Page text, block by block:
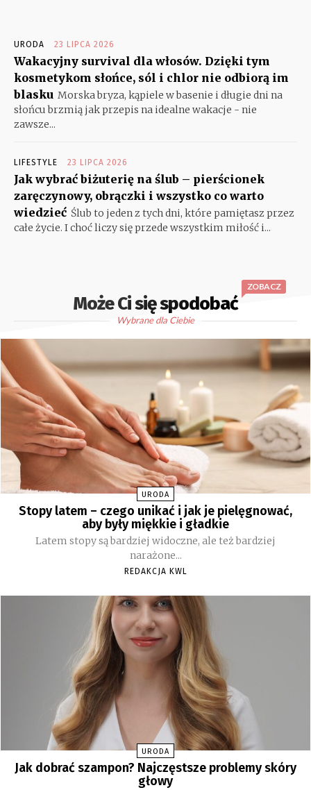
URODA 23 LIPCA 2026
Wakacyjny survival dla włosów. Dzięki tym
kosmetykom słońce, sól i chlor nie odbiorą im
blasku Morska bryza, kąpiele w basenie i długie dni na
słońcu brzmią jak przepis na idealne wakacje - nie
zawsze...
LIFESTYLE 23 LIPCA 2026
Jak wybrać biżuterię na ślub – pierścionek
zaręczynowy, obrączki i wszystko co warto
wiedzieć Ślub to jeden z tych dni, które pamiętasz przez
całe życie. I choć liczy się przede wszystkim miłość i...
Może Ci się spodobać
ZOBACZ
Wybrane dla Ciebie
URODA
Stopy latem – czego unikać i jak je pielęgnować,
aby były miękkie i gładkie
Latem stopy są bardziej widoczne, ale też bardziej
narażone...
REDAKCJA KWL
URODA
Jak dobrać szampon? Najczęstsze problemy skóry
głowy